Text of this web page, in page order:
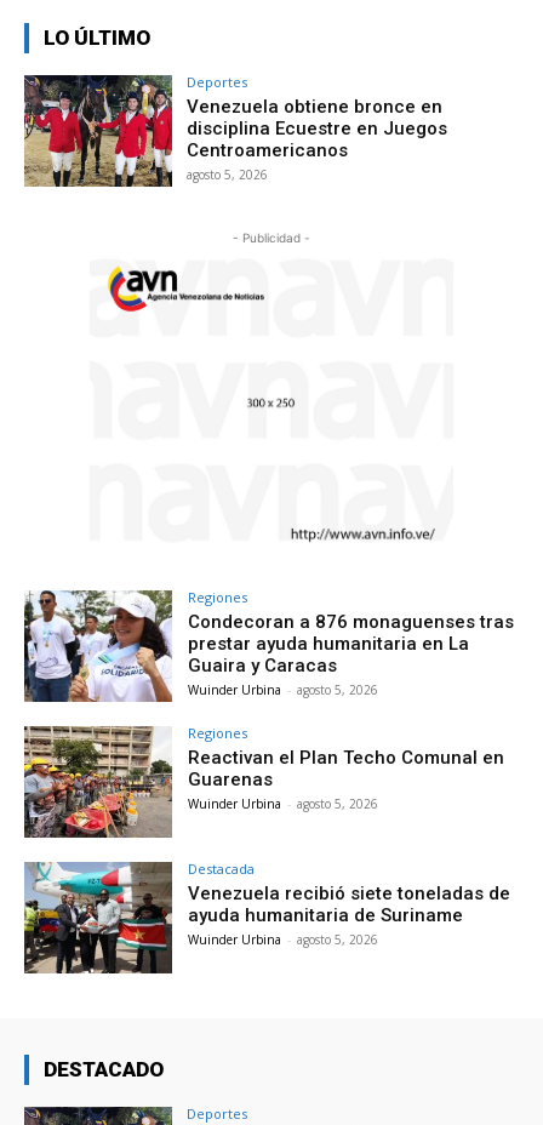
LO ÚLTIMO
Deportes
Venezuela obtiene bronce en
disciplina Ecuestre en Juegos
Centroamericanos
agosto 5, 2026
- Publicidad -
Regiones
Condecoran a 876 monaguenses tras
prestar ayuda humanitaria en La
Guaira y Caracas
Wuinder Urbina - agosto 5, 2026
Regiones
Reactivan el Plan Techo Comunal en
Guarenas
Wuinder Urbina - agosto 5, 2026
Destacada
Venezuela recibió siete toneladas de
ayuda humanitaria de Suriname
Wuinder Urbina - agosto 5, 2026
DESTACADO
Deportes